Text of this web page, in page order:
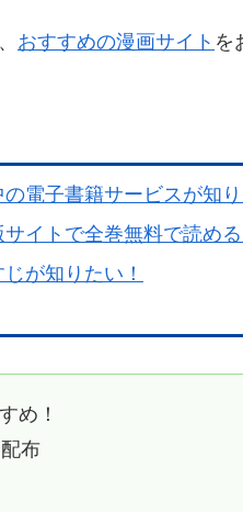
おすすめの漫画サイト を
電子書籍サービスが知り
イトで全巻無料で読める
が知りたい！
め！
布